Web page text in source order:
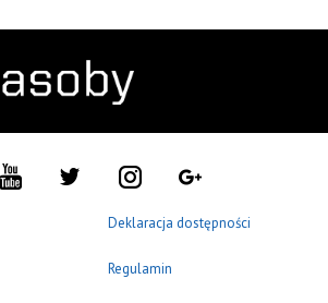
Deklaracja dostępności
Regulamin